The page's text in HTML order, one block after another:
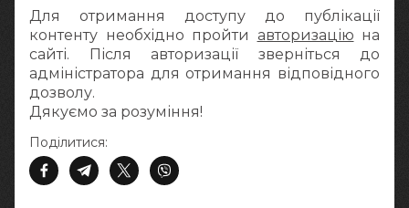
Для отримання доступу до публікації
контенту необхідно пройти авторизацію на
сайті. Після авторизації зверніться до
адміністратора для отримання відповідного
дозволу.
Дякуємо за розуміння!
Поділитися: